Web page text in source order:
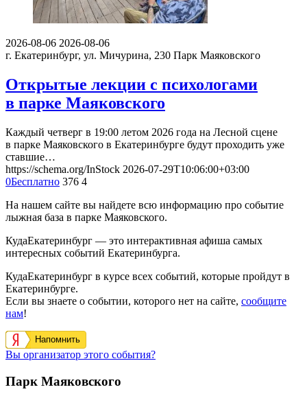
2026-08-06 2026-08-06
г. Екатеринбург, ул. Мичурина, 230 Парк Маяковского
Открытые лекции с психологами
в парке Маяковского
Каждый четверг в 19:00 летом 2026 года на Лесной сцене
в парке Маяковского в Екатеринбурге будут проходить уже
ставшие…
https://schema.org/InStock 2026-07-29T10:06:00+03:00
0Бесплатно 376 4
На нашем сайте вы найдете всю информацию про событие
лыжная база в парке Маяковского.
КудаЕкатеринбург — это интерактивная афиша самых
интересных событий Екатеринбурга.
КудаЕкатеринбург в курсе всех событий, которые пройдут в
Екатеринбурге.
Если вы знаете о событии, которого нет на сайте, сообщите
нам!
Напомнить
Вы организатор этого события?
Парк Маяковского